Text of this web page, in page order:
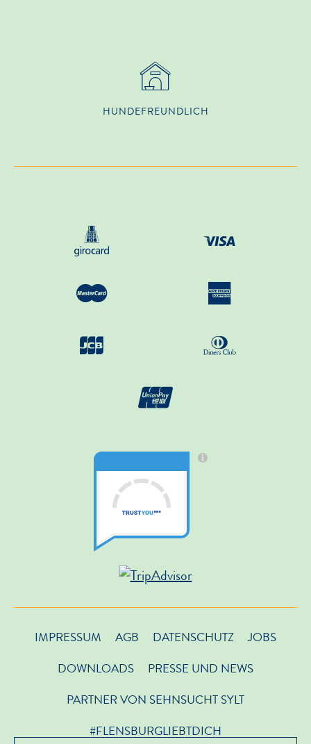
HUNDE­FREUNDLICH
IMPRESSUM AGB DATENSCHUTZ
JOBS
DOWNLOADS
PRESSE UND NEWS
PARTNER VON SEHNSUCHT SYLT
#FLENSBURGLIEBTDICH